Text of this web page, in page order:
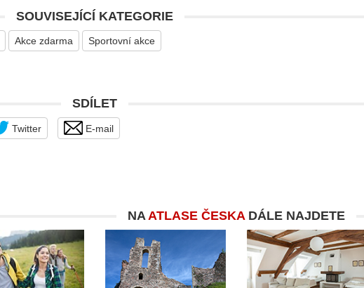
SOUVISEJÍCÍ KATEGORIE
Akce zdarma Sportovní akce
SDÍLET
Twitter E-mail
NAATLASE ČESKADÁLE NAJDETE